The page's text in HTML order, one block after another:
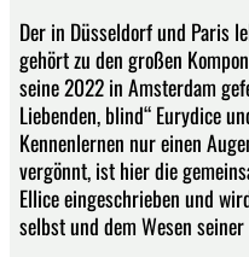
Der in Düsseldorf und Paris
gehört zu den großen
seine 2022 in Amsterdam
Liebenden, blind“ Eurydice
Kennenlernen nur einen
vergönnt, ist hier die
Ellice eingeschrieben und
selbst und dem Wesen seiner